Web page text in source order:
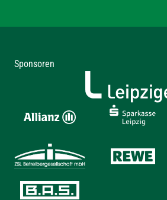
Sponsoren